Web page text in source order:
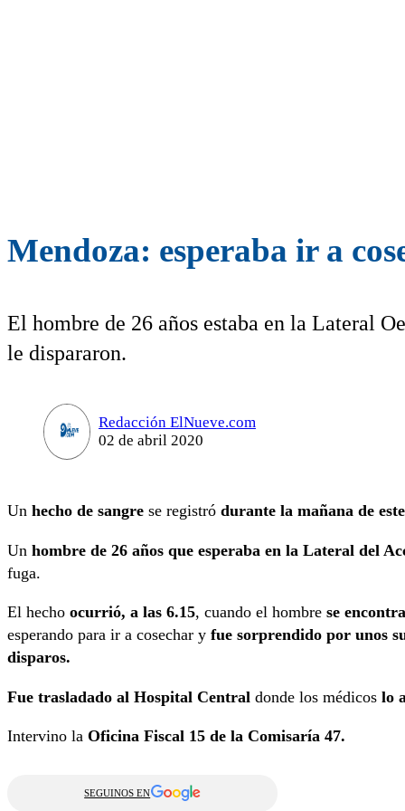
Mendoza: esperaba ir a
El hombre de 26 años estaba en la Lateral
le dispararon.
Redacción ElNueve.com
02 de abril 2020
Un hecho de sangre se registró durante la mañana de
Un hombre de 26 años que esperaba en la Lateral del
fuga.
El hecho ocurrió, a las 6.15, cuando el hombre se
esperando para ir a cosechar y fue sorprendido por unos
disparos.
Fue trasladado al Hospital Central donde los médicos lo
Intervino la Oficina Fiscal 15 de la Comisaría 47.
SEGUINOS EN